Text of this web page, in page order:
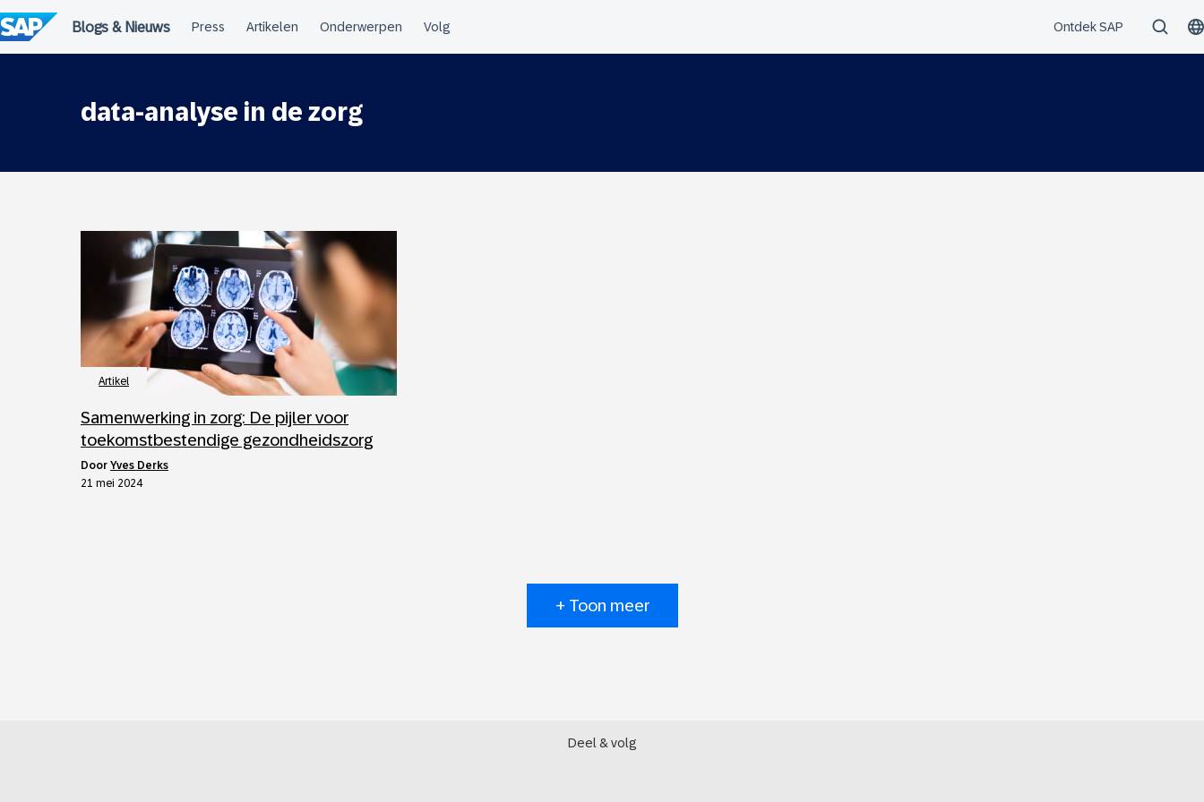
naar
de
inhoud
data-analyse in de zorg
Artikel
Samenwerking in zorg: De pijler voor
toekomstbestendige gezondheidszorg
door Yves Derks
21 mei 2024
+ Toon meer
Deel & volg